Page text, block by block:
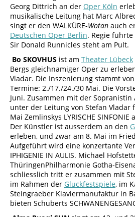
Georg Dittrich an der Oper Köln
musikalische Leitung hat Marc
singt er den WALKÜRE-Wotan auch
Deutschen Oper Berlin. Regie
Sir Donald Runnicles steht am Pult.
Bo SKOVHUS ist am Theater Lübeck
Bergs gleichnamiger Oper zu
Vladar. Die Inszenierung stammt
Termine: 2./17./24./30 Mai. Die
Juni. Zusammen mit der
unter der Leitung von Stefan Vladar
Mai Zemlinskys LYRISCHE SINFONIE
Der Künstler ist ausserdem an den
erleben, und zwar am 8. Mai im
Aufgeführt wird eine konzertante
IPHIGENIE IN AULIS. Michael
ThüringenPhilharmonie Gotha-
schliesslich tritt er zusammen mit
im Rahmen der Gluckfestspiele, im
Steingraeber Klaviermanufaktur in
bieten Schuberts